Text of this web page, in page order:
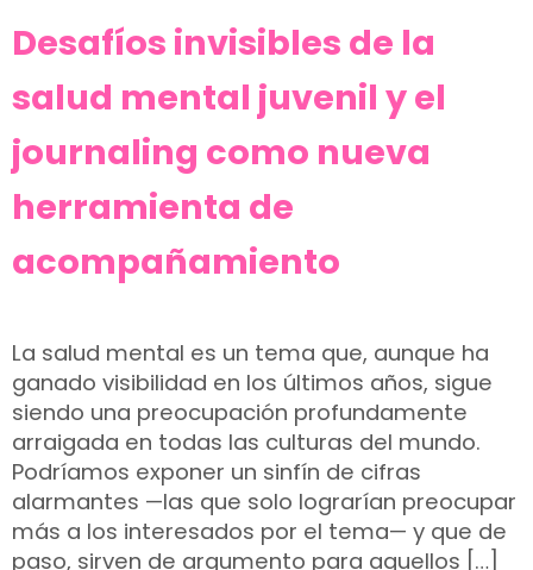
Desafíos invisibles de la
salud mental juvenil y el
journaling como nueva
herramienta de
acompañamiento
La salud mental es un tema que, aunque ha
ganado visibilidad en los últimos años, sigue
siendo una preocupación profundamente
arraigada en todas las culturas del mundo.
Podríamos exponer un sinfín de cifras
alarmantes —las que solo lograrían preocupar
más a los interesados por el tema— y que de
paso, sirven de argumento para aquellos […]